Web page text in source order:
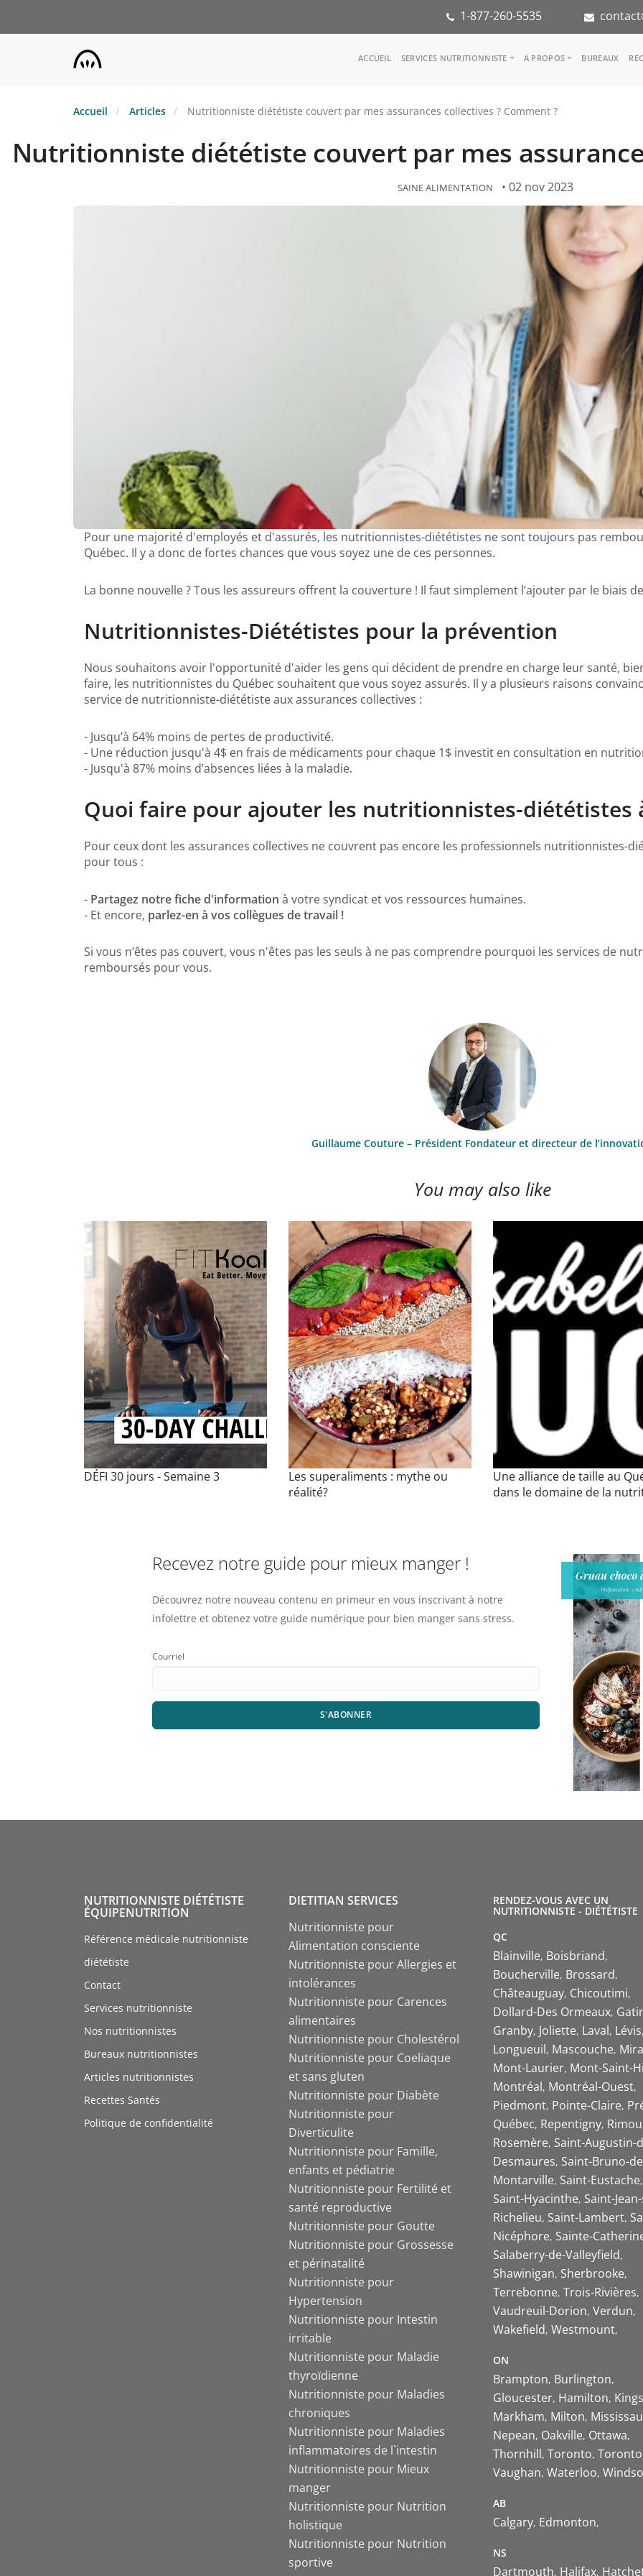
1-877-260-5535
Main
ACCUEIL SERVICES NUTRITIONNISTE
Référence médicale
Groupes d'inspiration
KoalaPro
A PROPOS
Partenaires
Stage en
Carrières
BUREAUX
Accueil Articles Nutritionniste diététiste couvert par mes assurances collectives ? Comment ?
Nutritionniste diététiste couvert par mes
SAINE ALIMENTATION • 02 nov 2023
Pour une majorité d'employés et d'assurés, les nutritionnistes-diététistes ne sont toujours pas
Québec. Il y a donc de fortes chances que vous soyez une de ces personnes.
La bonne nouvelle ? Tous les assureurs offrent la couverture ! Il faut simplement l’ajouter par le biais
Nutritionnistes-Diététistes pour la prévention
Nous souhaitons avoir l'opportunité d'aider les gens qui décident de prendre en charge leur santé,
faire, les nutritionnistes du Québec souhaitent que vous soyez assurés. Il y a plusieurs raisons
service de nutritionniste-diététiste aux assurances collectives :
- Jusqu’à 64% moins de pertes de productivité.
- Une réduction jusqu'à 4$ en frais de médicaments pour chaque 1$ investit en consultation en
- Jusqu'à 87% moins d’absences liées à la maladie.
Quoi faire pour ajouter les nutritionnistes-diététistes
Pour ceux dont les assurances collectives ne couvrent pas encore les professionnels nutritionnistes-
pour tous :
- Partagez notre fiche d'information à votre syndicat et vos ressources humaines.
- Et encore, parlez-en à vos collègues de travail !
Si vous n’êtes pas couvert, vous n'êtes pas les seuls à ne pas comprendre pourquoi les services de
remboursés pour vous.
Guillaume Couture – Président Fondateur et directeur de
You may also like
DÉFI 30 jours - Semaine 3
Les superaliments : mythe ou
réalité?
Une alliance de taille au
dans le domaine de la
Recevez notre guide pour mieux manger !
Découvrez notre nouveau contenu en primeur en vous inscrivant à notre
infolettre et obtenez votre guide numérique pour bien manger sans stress.
Courriel
S'ABONNER
NUTRITIONNISTE DIÉTÉTISTE
ÉQUIPENUTRITION
Référence médicale nutritionniste
diététiste
Contact
Services nutritionniste
Nos nutritionnistes
Bureaux nutritionnistes
Articles nutritionnistes
Recettes Santés
Politique de confidentialité
DIETITIAN SERVICES
Nutritionniste pour
Alimentation consciente
Nutritionniste pour Allergies et
intolérances
Nutritionniste pour Carences
alimentaires
Nutritionniste pour Cholestérol
Nutritionniste pour Coeliaque
et sans gluten
Nutritionniste pour Diabète
Nutritionniste pour
Diverticulite
Nutritionniste pour Famille,
enfants et pédiatrie
Nutritionniste pour Fertilité et
santé reproductive
Nutritionniste pour Goutte
Nutritionniste pour Grossesse
et périnatalité
Nutritionniste pour
Hypertension
Nutritionniste pour Intestin
irritable
Nutritionniste pour Maladie
thyroïdienne
Nutritionniste pour Maladies
chroniques
Nutritionniste pour Maladies
inflammatoires de l`intestin
Nutritionniste pour Mieux
manger
Nutritionniste pour Nutrition
holistique
Nutritionniste pour Nutrition
sportive
RENDEZ-VOUS AVEC UN
NUTRITIONNISTE - DIÉTÉTISTE
QC
Blainville Boisbriand
Boucherville Brossard
Châteauguay Chicoutimi
Dollard-Des Ormeaux
Granby Joliette Laval Lévis
Longueuil Mascouche
Mont-Laurier Mont-Saint-
Montréal Montréal-Ouest
Piedmont Pointe-Claire
Québec Repentigny
Rosemère Saint-Augustin-
Desmaures Saint-Bruno-
Montarville Saint-Eustache
Saint-Hyacinthe Saint-
Richelieu Saint-Lambert
Nicéphore Sainte-
Salaberry-de-Valleyfield
Shawinigan Sherbrooke
Terrebonne Trois-Rivières
Vaudreuil-Dorion Verdun
Wakefield Westmount
ON
Brampton Burlington
Gloucester Hamilton
Markham Milton
Nepean Oakville Ottawa
Thornhill Toronto Toronto
Vaughan Waterloo
AB
Calgary Edmonton
NS
Dartmouth Halifax